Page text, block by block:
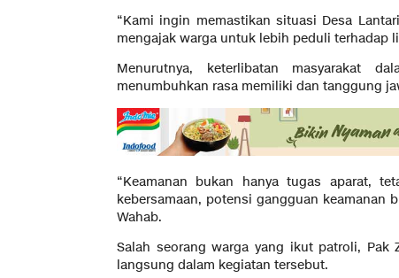
“Kami ingin memastikan situasi Desa
mengajak warga untuk lebih peduli terhadap
Menurutnya, keterlibatan masyarakat
menumbuhkan rasa memiliki dan tanggung
“Keamanan bukan hanya tugas aparat,
kebersamaan, potensi gangguan keamanan
Wahab.
Salah seorang warga yang ikut patroli, Pak
langsung dalam kegiatan tersebut.